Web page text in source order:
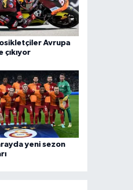
Avrupa
çıkıyor
yeni sezon